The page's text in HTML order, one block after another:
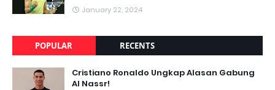
January 22, 2024
POPULAR RECENTS
Cristiano Ronaldo Ungkap Alasan Gabung
Al Nassr!